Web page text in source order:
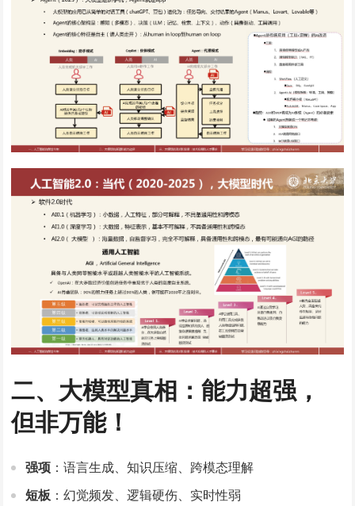
二、大模型真相：能力超强，
但非万能！​
强项 ​：语言生成、知识压缩、跨模态理解
短板 ​：幻觉频发、逻辑硬伤、实时性弱